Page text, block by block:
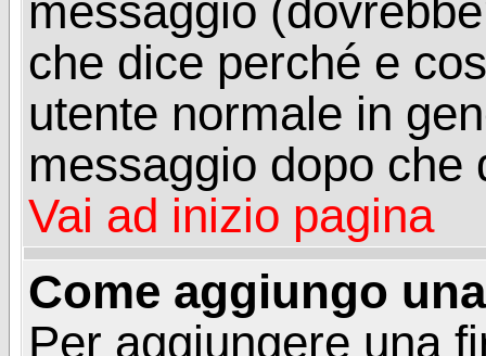
messaggio
che dice perché e
utente normale in
messaggio dopo che
Vai ad inizio pagina
Come aggiungo
Per aggiungere una